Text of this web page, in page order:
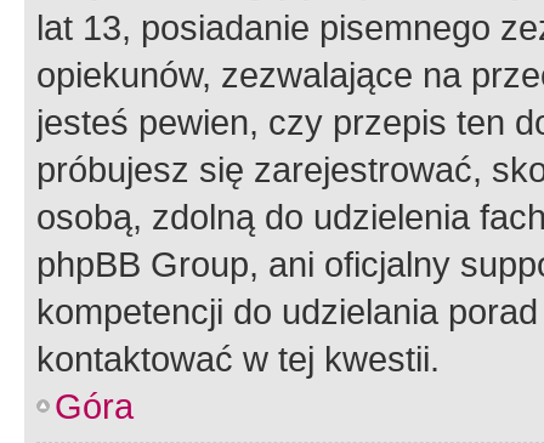
lat 13, posiadanie pisemnego
opiekunów, zezwalające na
jesteś pewien, czy przepis ten
próbujesz się zarejestrować,
osobą, zdolną do udzielenia
phpBB Group, ani oficjalny
kompetencji do udzielania
kontaktować w tej kwestii.
Góra